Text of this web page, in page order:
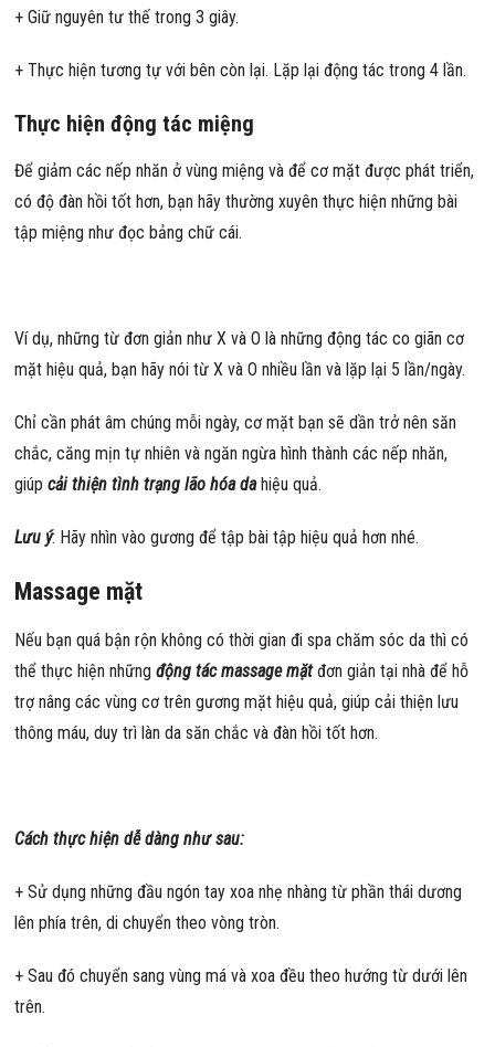
+ Giữ nguyên tư thế trong 3 giây.
+ Thực hiện tương tự với bên còn lại. Lặp lại động tác trong 4 lần.
Thực hiện động tác miệng
Để giảm các nếp nhăn ở vùng miệng và để cơ mặt được phát triển,
có độ đàn hồi tốt hơn, bạn hãy thường xuyên thực hiện những bài
tập miệng như đọc bảng chữ cái.
Ví dụ, những từ đơn giản như X và O là những động tác co giãn cơ
mặt hiệu quả, bạn hãy nói từ X và O nhiều lần và lặp lại 5 lần/ngày.
Chỉ cần phát âm chúng mỗi ngày, cơ mặt bạn sẽ dần trở nên săn
chắc, căng mịn tự nhiên và ngăn ngừa hình thành các nếp nhăn,
giúpcải thiện tình trạng lão hóa dahiệu quả.
Lưu ý: Hãy nhìn vào gương để tập bài tập hiệu quả hơn nhé.
Massage mặt
Nếu bạn quá bận rộn không có thời gian đi spa chăm sóc da thì có
thể thực hiện nhữngđộng tác massage mặtđơn giản tại nhà để hỗ
trợ nâng các vùng cơ trên gương mặt hiệu quả, giúp cải thiện lưu
thông máu, duy trì làn da săn chắc và đàn hồi tốt hơn.
Cách thực hiện dễ dàng như sau:
+ Sử dụng những đầu ngón tay xoa nhẹ nhàng từ phần thái dương
lên phía trên, di chuyển theo vòng tròn.
+ Sau đó chuyển sang vùng má và xoa đều theo hướng từ dưới lên
trên.